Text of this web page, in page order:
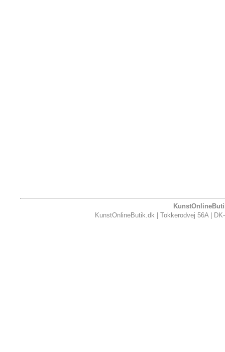
KunstOnlineButik.dk | Tokkerodvej 56A |